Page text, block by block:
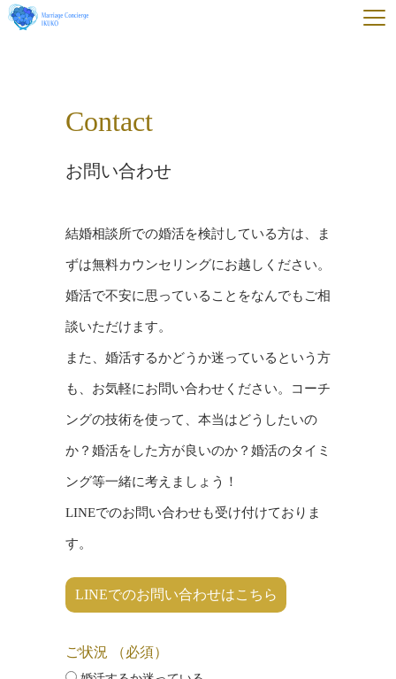
Contact
お問い合わせ
結婚相談所での婚活を検討している方は、ま
ずは無料カウンセリングにお越しください。
婚活で不安に思っていることをなんでもご相
談いただけます。
また、婚活するかどうか迷っているという方
も、お気軽にお問い合わせください。 コーチ
ングの技術を使って、本当はどうしたいの
か？婚活をした方が良いのか？ 婚活のタイミ
ング等一緒に考えましょう！
LINEでのお問い合わせも受け付けておりま
す。
LINEでのお問い合わせはこちら
ご状況 （必須）